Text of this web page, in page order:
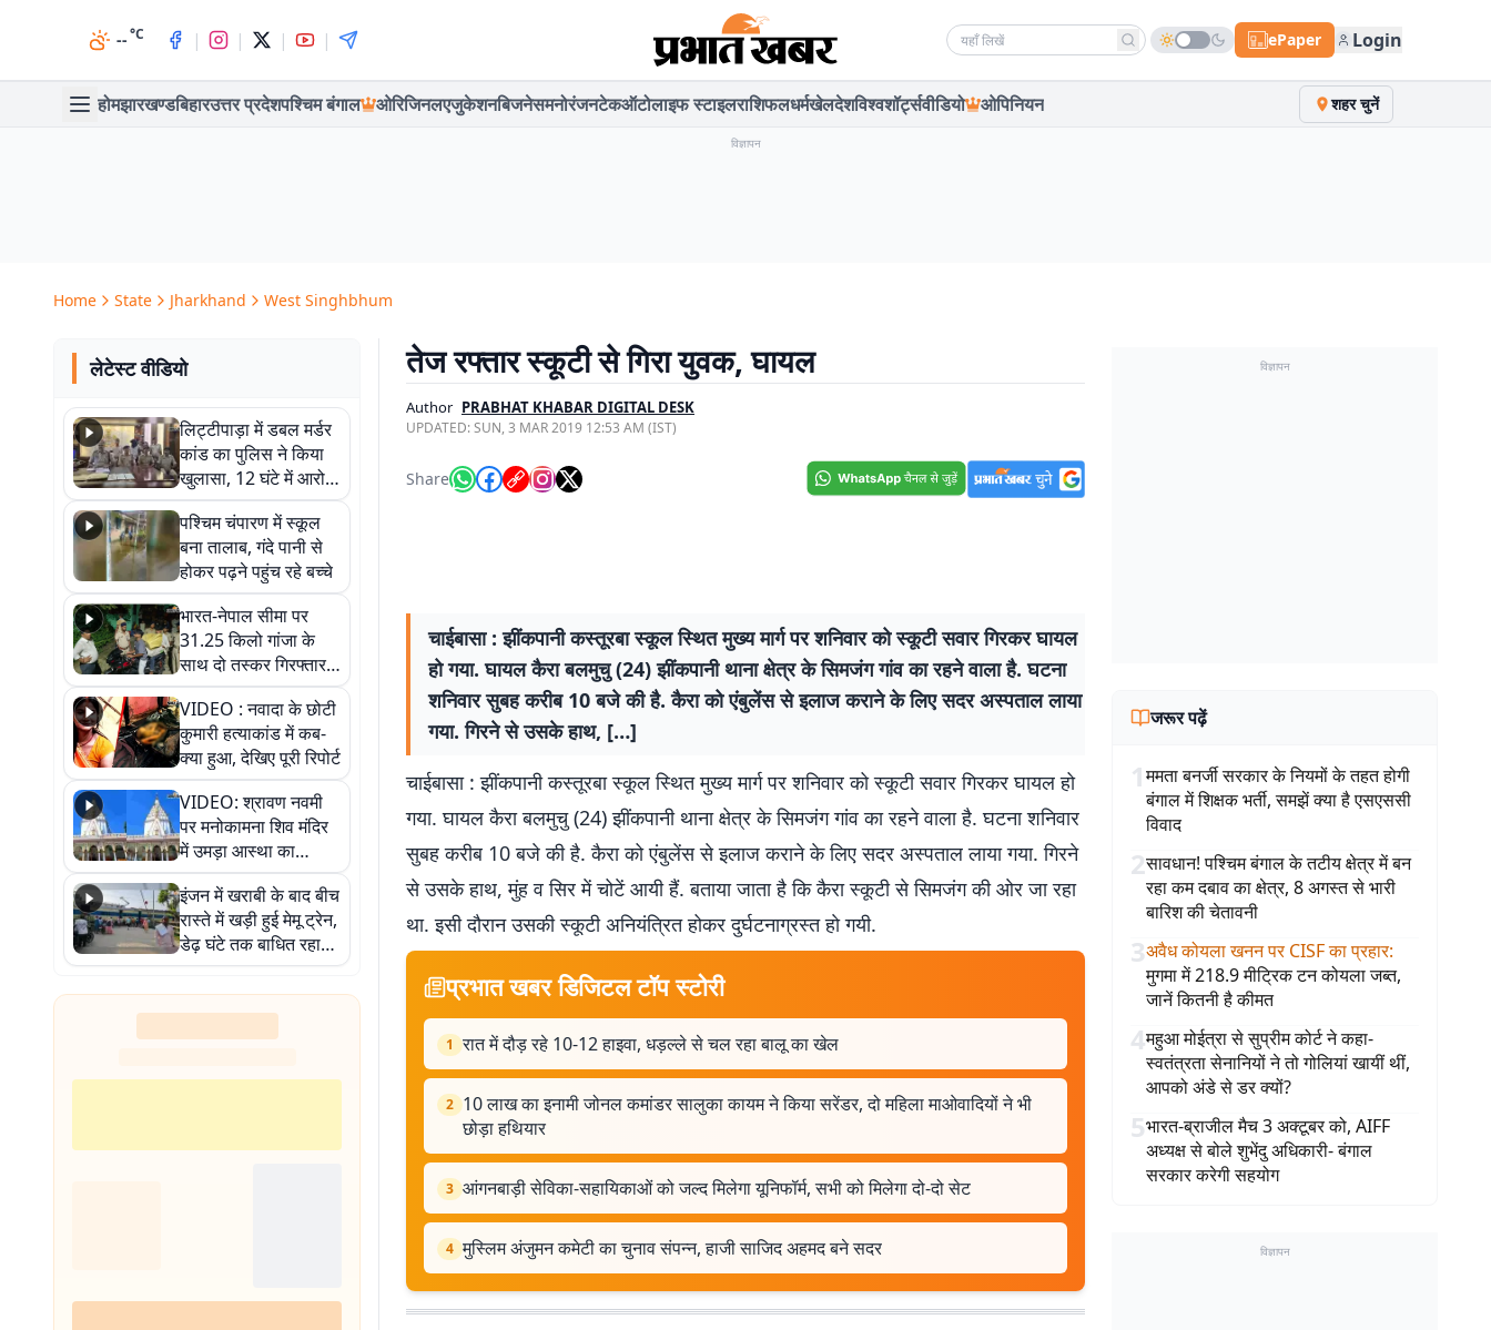
--°C | | | | Search news ePaper Login
होमझारखण्डबिहारउत्तर प्रदेशपश्चिम बंगाल ओरिजिनलएजुकेशनबिजनेसमनोरंजनटेकऑटोलाइफ स्टाइलराशिफलधर्मखेलदेशविश्वशॉर्ट्सवीडियो ओपिनियन शहर चुनें
विज्ञापन
Home State Jharkhand West Singhbhum
लेटेस्ट वीडियो
लिट्टीपाड़ा में डबल मर्डर
कांड का पुलिस ने किया
खुलासा, 12 घंटे में आरोपी
गिरफ्तार
पश्चिम चंपारण में स्कूल
बना तालाब, गंदे पानी से
होकर पढ़ने पहुंच रहे बच्चे
भारत-नेपाल सीमा पर
31.25 किलो गांजा के
साथ दो तस्कर गिरफ्तार,
नेपाली नंबर की बाइक
जब्त
VIDEO : नवादा के छोटी
कुमारी हत्याकांड में कब-
क्या हुआ, देखिए पूरी रिपोर्ट
VIDEO: श्रावण नवमी
पर मनोकामना शिव मंदिर
में उमड़ा आस्था का
सैलाब, हर-हर महादेव के
जयघोष से गूंजा परिसर
इंजन में खराबी के बाद बीच
रास्ते में खड़ी हुई मेमू ट्रेन,
डेढ़ घंटे तक बाधित रहा
आवागमन
तेज रफ्तार स्कूटी से गिरा युवक, घायल
Author PRABHAT KHABAR DIGITAL DESK
UPDATED:SUN, 3 MAR 2019 12:53 AM (IST)
Share
चाईबासा : झींकपानी कस्तूरबा स्कूल स्थित मुख्य मार्ग पर शनिवार को स्कूटी सवार गिरकर घायल
हो गया. घायल कैरा बलमुचु (24) झींकपानी थाना क्षेत्र के सिमजंग गांव का रहने वाला है. घटना
शनिवार सुबह करीब 10 बजे की है. कैरा को एंबुलेंस से इलाज कराने के लिए सदर अस्पताल लाया
गया. गिरने से उसके हाथ, […]
चाईबासा : झींकपानी कस्तूरबा स्कूल स्थित मुख्य मार्ग पर शनिवार को स्कूटी सवार गिरकर घायल हो
गया. घायल कैरा बलमुचु (24) झींकपानी थाना क्षेत्र के सिमजंग गांव का रहने वाला है. घटना शनिवार
सुबह करीब 10 बजे की है. कैरा को एंबुलेंस से इलाज कराने के लिए सदर अस्पताल लाया गया. गिरने
से उसके हाथ, मुंह व सिर में चोटें आयी हैं. बताया जाता है कि कैरा स्कूटी से सिमजंग की ओर जा रहा
था. इसी दौरान उसकी स्कूटी अनियंत्रित होकर दुर्घटनाग्रस्त हाे गयी.
प्रभात खबर डिजिटल टॉप स्टोरी
1 रात में दौड़ रहे 10-12 हाइवा, धड़ल्ले से चल रहा बालू का खेल
2 10 लाख का इनामी जोनल कमांडर सालुका कायम ने किया सरेंडर, दो महिला माओवादियों ने भी
छोड़ा हथियार
3 आंगनबाड़ी सेविका-सहायिकाओं को जल्द मिलेगा यूनिफॉर्म, सभी को मिलेगा दो-दो सेट
4 मुस्लिम अंजुमन कमेटी का चुनाव संपन्न, हाजी साजिद अहमद बने सदर
विज्ञापन
जरूर पढ़ें
1ममता बनर्जी सरकार के नियमों के तहत होगी
बंगाल में शिक्षक भर्ती, समझें क्या है एसएससी
विवाद
2सावधान! पश्चिम बंगाल के तटीय क्षेत्र में बन
रहा कम दबाव का क्षेत्र, 8 अगस्त से भारी
बारिश की चेतावनी
3अवैध कोयला खनन पर CISF का प्रहार:
मुगमा में 218.9 मीट्रिक टन कोयला जब्त,
जानें कितनी है कीमत
4महुआ मोईत्रा से सुप्रीम कोर्ट ने कहा-
स्वतंत्रता सेनानियों ने तो गोलियां खायीं थीं,
आपको अंडे से डर क्यों?
5भारत-ब्राजील मैच 3 अक्टूबर को, AIFF
अध्यक्ष से बोले शुभेंदु अधिकारी- बंगाल
सरकार करेगी सहयोग
विज्ञापन